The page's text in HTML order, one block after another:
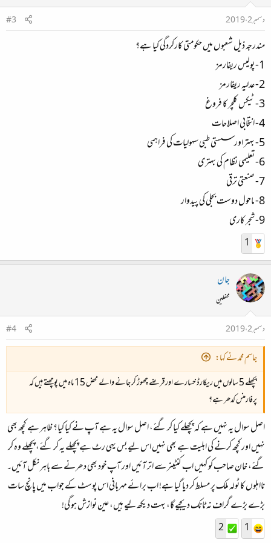
دسمبر 2، 2019 #3
مندرجہ ذیل شعبوں میں حکومتی کارکردگی کیا ہے؟
1- پولیس ریفارمز
2- عدلیہ ریفارمز
3- ٹیکس کلچر کا فروغ
4- انتخابی اصلاحات
5- بہتر اور سستی طبی سہولیات کی فراہمی
6- تعلیمی نظام کی بہتری
7- صنعتی ترقی
8- ماحول دوست بجلی کی پیدوار
9- شجر کاری
1
جان
محفلین
دسمبر 2، 2019
#4
جاسم محمد نے کہا:
پچھلے 5 سالوں میں ریکارڈ خسارے اور قرضے چھوڑ کر جانے والے محض 15 ماہ میں پوچھتے ہیں کہ
پرفارمنس کدھر ہے؟
اصل سوال یہ نہیں ہے کہ پچھلے کیا کر گئے، اصل سوال یہ ہے آپ نے کیا کیا؟ ظاہر ہے کچھ بھی
نہیں اور کچھ کرنے کی اہلیت ہے بھی نہیں اس لیے بس یہی رٹ ہے پچھلے یہ کر گئے، پچھلے وہ کر
گئے، خان صاحب کو کہیں اب کنٹینر سے اتر آئیں اور آپ خود بھی دھرنے سے باہر نکل آئیں۔
نااہلوں کا ٹولہ ملک پر مسلط کر دیا گیا ہے! اب برائے مہربانی اس پوسٹ کے جواب میں پانچ سات
بڑے بڑے گراف نہ ٹانک دیجیے گا، بہت دیکھ لیے ہیں، عین نوازش ہو گی!
1
2